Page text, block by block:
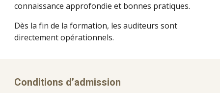
connaissance approfondie et bonnes pratiques.
Dès la fin de la formation, les auditeurs sont
directement opérationnels.
Conditions d’admission